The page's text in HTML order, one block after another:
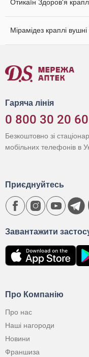
Отикаїн Здоров'я
Мірамідез краплі
Гаряча лінія
0 800 30 20 60
Безкоштовно зі
мобільних телефонів в
Про Компанію
Про нас
Наші нагороди
Новини
Франшиза
Завантажити
Приєднуйтесь